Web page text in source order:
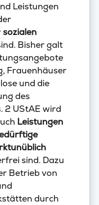
Leistungen
sozialen
Bisher galt
Frauenhäuser
und die
des
2 UStAE wird
Leistungen
sind. Dazu
Betrieb von
durch